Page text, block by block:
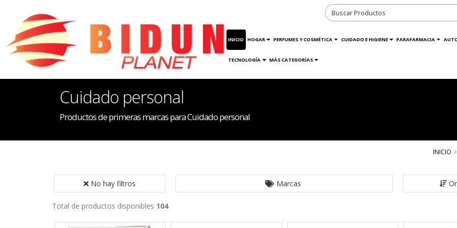
INICIO HOGAR PERFUMES Y COSMÉTICA CUIDADO E HIGIENE PARAFARMACIA
TECNOLOGÍA MÁS CATEGORÍAS
Cuidado personal
Productos de primeras marcas para Cuidado personal
INICIO
No hay filtros Marcas
Total de productos disponibles 104